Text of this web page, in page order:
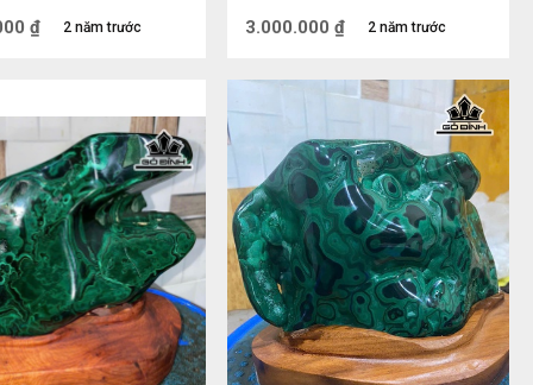
dùng để thu hút tài lộc cho gia chủ
mỏ thường mang theo để bảo vệ bản
lo ngại của phụ nữ. Cụ thể như sẽ
2 năm trước
₫ 2 năm trước
3.000.000 ₫